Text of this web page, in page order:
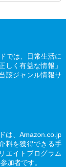
では、日常生活に
しく有益な情報」
該ジャンル情報サ
は、Amazon.co.jp
料を獲得できる手
エイトプログラム
加者です。